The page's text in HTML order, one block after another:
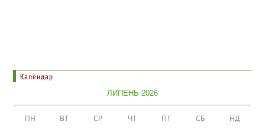
Календар
ЛИПЕНЬ 2026
ПН ВТ СР ЧТ ПТ СБ НД